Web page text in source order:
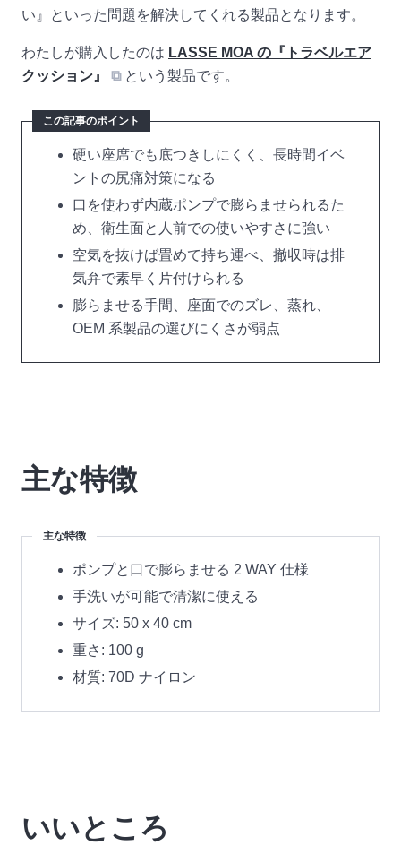
い』といった問題を解決してくれる製品となります。
わたしが購入したのは LASSE MOA の『トラベルエア
クッション』
⧉ という製品です。
この記事のポイント
硬い座席でも底つきしにくく、長時間イベ
ントの尻痛対策になる
口を使わず内蔵ポンプで膨らませられるた
め、衛生面と人前での使いやすさに強い
空気を抜けば畳めて持ち運べ、撤収時は排
気弁で素早く片付けられる
膨らませる手間、座面でのズレ、蒸れ、
OEM 系製品の選びにくさが弱点
主な特徴
主な特徴
ポンプと口で膨らませる 2 WAY 仕様
手洗いが可能で清潔に使える
サイズ: 50 x 40 cm
重さ: 100 g
材質: 70D ナイロン
いいところ